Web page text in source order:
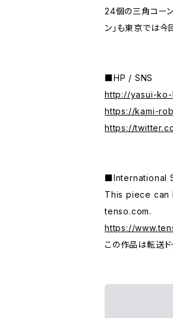
24個の三角コー
ン」も東京では今
■HP / SNS
http://yasui-ko-
https://kami-
https://
■International
This piece can
tenso.com.
https://
この作品は転送ド